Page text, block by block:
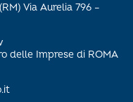
Via Aurelia 796 –
delle Imprese di ROMA